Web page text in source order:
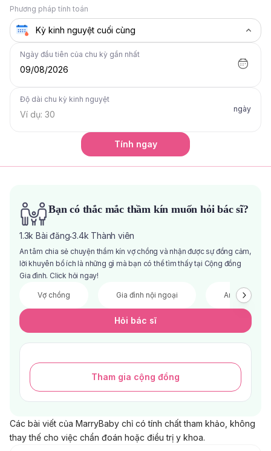
Phương pháp tính toán
Ngày đầu tiên của chu kỳ gần nhất
09/08/2026
Độ dài chu kỳ kinh nguyệt
ngày
Tính ngay
Bạn có thắc mắc thầm kín muốn hỏi bác sĩ?
1.3k Bài đăng·3.4k Thành viên
An tâm chia sẻ chuyện thầm kín vợ chồng và nhận được sự đồng cảm,
lời khuyên bổ ích là những gì mà bạn có thể tìm thấy tại Cộng đồng
Gia đình. Click hỏi ngay!
Vợ chồng Gia đình nội ngoại Anh chị em
Hỏi bác sĩ
Tham gia cộng đồng
Các bài viết của MarryBaby chỉ có tính chất tham khảo, không
thay thế cho việc chẩn đoán hoặc điều trị y khoa.